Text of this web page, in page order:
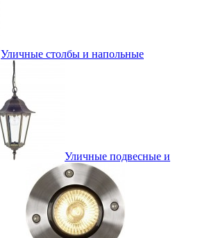
Уличные столбы и напольные
Уличные подвесные и